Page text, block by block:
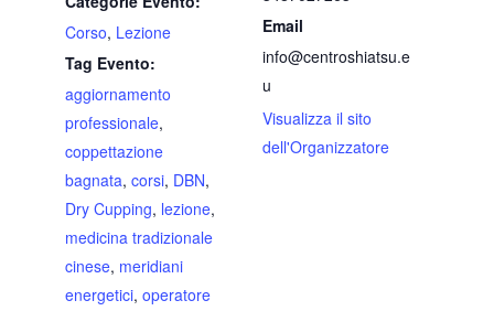
Corso, Lezione
Tag Evento:
aggiornamento
professionale,
coppettazione
bagnata, corsi, DBN,
Dry Cupping, lezione,
medicina tradizionale
cinese, meridiani
energetici, operatore
Email
info@centroshiatsu.e
u
Visualizza il sito
dell'Organizzatore